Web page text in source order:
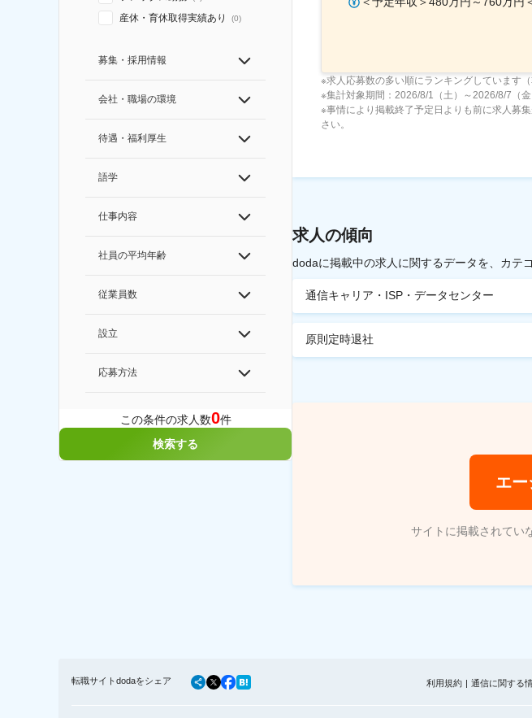
産休・育休取得実績あり (0)
募集・採用情報
会社・職場の環境
待遇・福利厚生
語学
仕事内容
社員の平均年齢
従業員数
設立
応募方法
この条件の求人数0件
検索する
※求人応募数の多い順にランキングしています（
※集計対象期間：2026/8/1（土）～2026/8/7（金
※事情により掲載終了予定日よりも前に求人募
さい。
求人の傾向
dodaに掲載中の求人に関するデータを、カテ
通信キャリア・ISP・データセンター
原則定時退社
エー
サイトに掲載されてい
転職サイトdodaをシェア 利用規約 通信に関する